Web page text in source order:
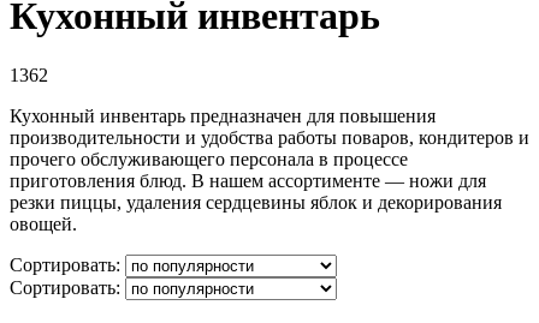
Кухонный инвентарь
1362
Кухонный инвентарь предназначен для повышения
производительности и удобства работы поваров, кондитеров и
прочего обслуживающего персонала в процессе
приготовления блюд. В нашем ассортименте — ножи для
резки пиццы, удаления сердцевины яблок и декорирования
овощей.
Сортировать:
Сортировать: